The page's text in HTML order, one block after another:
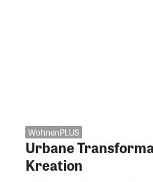
WohnenPLUS
Urbane
Kreation